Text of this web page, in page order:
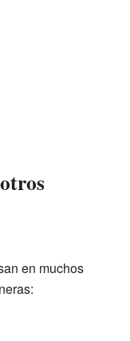
en muchos